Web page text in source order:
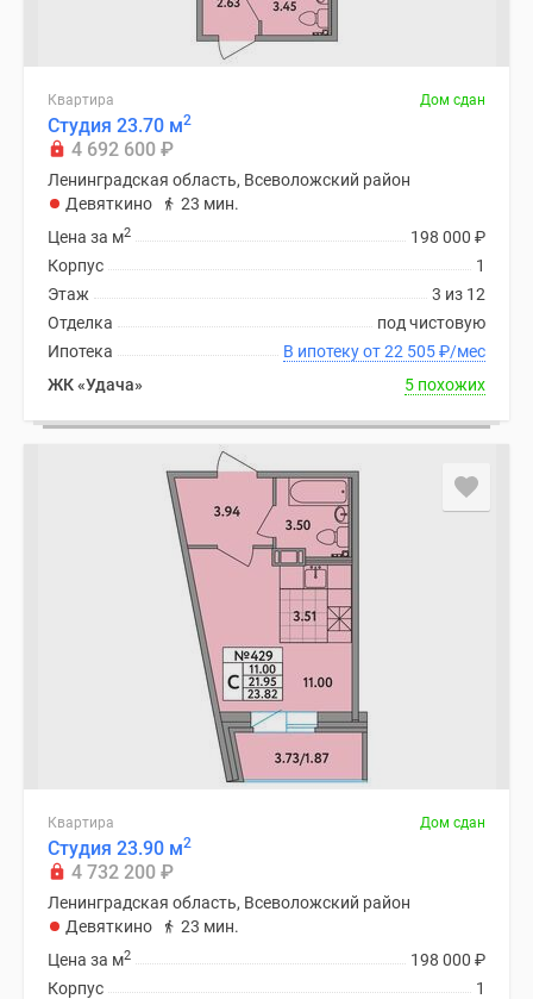
Квартира Дом сдан
Студия 23.70 м2
4 692 600 ₽
Ленинградская область, Всеволожский район
Девяткино
23 мин.
198 000 ₽
Цена за м2
1
Корпус
3 из 12
Этаж
под чистовую
Отделка
В ипотеку от 22 505₽/мес
Ипотека
ЖК «Удача»
5 похожих
Квартира Дом сдан
Студия 23.90 м2
4 732 200 ₽
Ленинградская область, Всеволожский район
Девяткино
23 мин.
198 000 ₽
Цена за м2
1
Корпус